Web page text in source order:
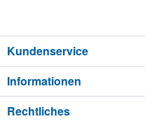
Kundenservice
Informationen
Rechtliches